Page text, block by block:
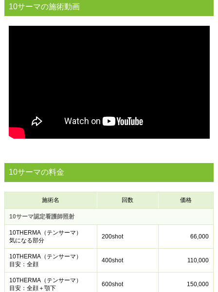
10サーマの施術動画
10サーマの料金
施術名 回数 価格
10サーマ認定看護師照射
10THERMA（テンサーマ）
気になる部分​
200shot 66,000
10THERMA（テンサーマ）
目安：全顔
400shot 110,000
10THERMA（テンサーマ）
目安：全顔＋顎下
600shot 150,000